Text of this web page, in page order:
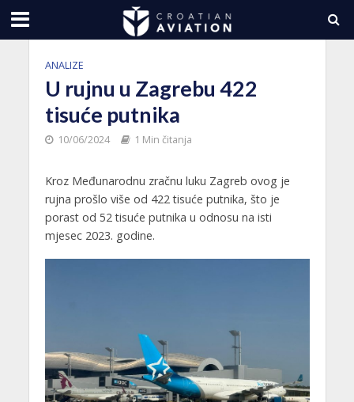
ANALIZE
U rujnu u Zagrebu 422
tisuće putnika
10/06/2024 1 Min čitanja
Kroz Međunarodnu zračnu luku Zagreb ovog je
rujna prošlo više od 422 tisuće putnika, što je
porast od 52 tisuće putnika u odnosu na isti
mjesec 2023. godine.